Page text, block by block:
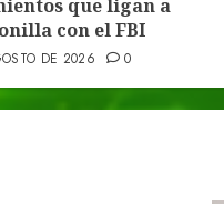
que ligan a
con el FBI
DE 2026 0